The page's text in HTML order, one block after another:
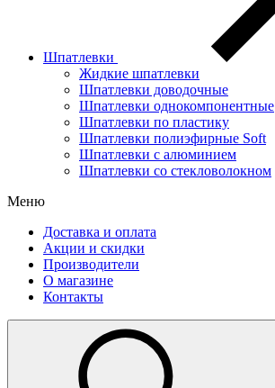
Шпатлевки
Жидкие шпатлевки
Шпатлевки доводочные
Шпатлевки однокомпонентные
Шпатлевки по пластику
Шпатлевки полиэфирные Soft
Шпатлевки с алюминием
Шпатлевки со стекловолокном
Меню
Доставка и оплата
Акции и скидки
Производители
О магазине
Контакты